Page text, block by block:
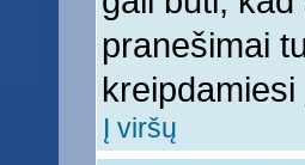
pranešimai
Į viršų